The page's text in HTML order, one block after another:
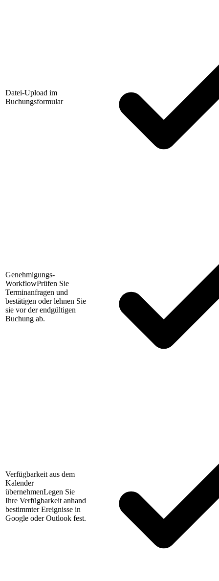
Datei-Upload im
Buchungsformular
Genehmigungs-
WorkflowPrüfen Sie
Terminanfragen und
bestätigen oder lehnen Sie
sie vor der endgültigen
Buchung ab.
Verfügbarkeit aus dem
Kalender
übernehmenLegen Sie
Ihre Verfügbarkeit anhand
bestimmter Ereignisse in
Google oder Outlook fest.